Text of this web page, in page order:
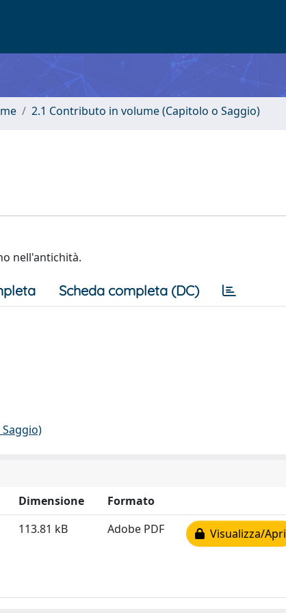
2.1 Contributo in volume (Capitolo o Saggio)
nell'antichità.
Scheda completa (DC)
Dimensione
Formato
113.81 kB Adobe PDF Visualizza/Apri